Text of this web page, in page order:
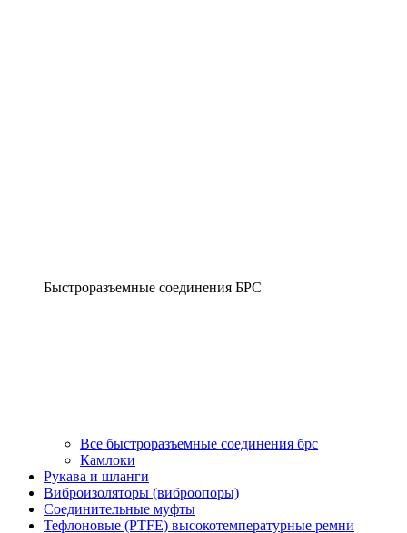
Быстроразъемные соединения БРС
Все быстроразъемные соединения брс
Камлоки
Рукава и шланги
Виброизоляторы (виброопоры)
Соединительные муфты
Тефлоновые (PTFE) высокотемпературные ремни